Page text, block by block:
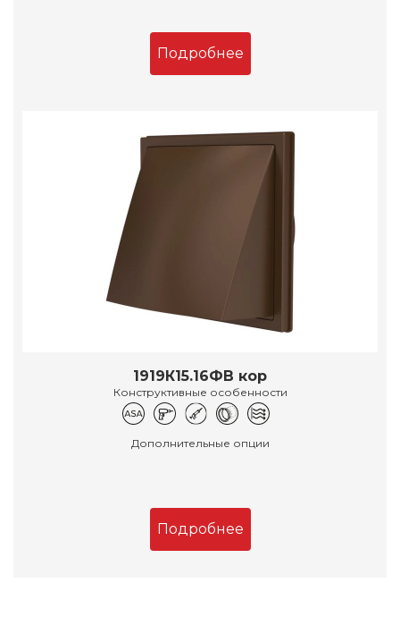
Подробнее
1919К15.16ФВ кор
Конструктивные особенности
Дополнительные опции
Подробнее